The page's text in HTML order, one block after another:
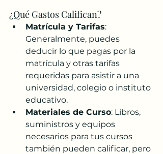
¿Qué Gastos Califican?
Matrícula y Tarifas:
Generalmente, puedes
deducir lo que pagas por la
matrícula y otras tarifas
requeridas para asistir a una
universidad, colegio o instituto
educativo.
Materiales de Curso: Libros,
suministros y equipos
necesarios para tus cursos
también pueden calificar, pero